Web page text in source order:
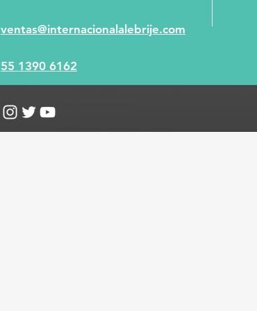
ventas@internacionalalebrije.com
55 1390 6162